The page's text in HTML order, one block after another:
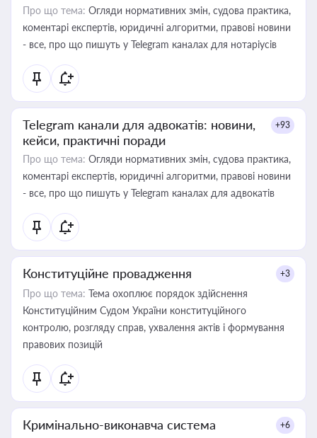
Про що тема: Огляди нормативних змін, судова практика,
коментарі експертів, юридичні алгоритми, правові новини
- все, про що пишуть у Telegram каналах для нотаріусів
Telegram канали для адвокатів: новини,
кейси, практичні поради
+93
Про що тема: Огляди нормативних змін, судова практика,
коментарі експертів, юридичні алгоритми, правові новини
- все, про що пишуть у Telegram каналах для адвокатів
Конституційне провадження +3
Про що тема: Тема охоплює порядок здійснення
Конституційним Судом України конституційного
контролю, розгляду справ, ухвалення актів і формування
правових позицій
Кримінально-виконавча система +6